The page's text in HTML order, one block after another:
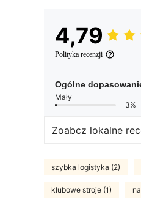
4,79
Polityka recenzji
Ogólne
Mały
3%
Zoabcz lokalne
szybka logistyka (2)
klubowe stroje (1)